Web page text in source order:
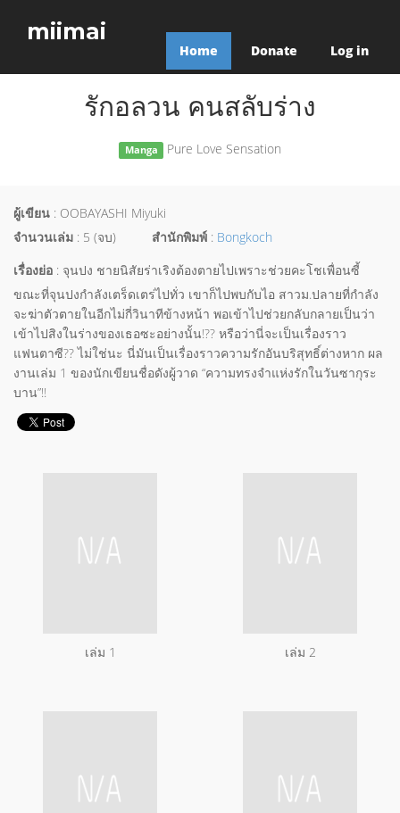
miimai
Home Donate Log in
รักอลวน คนสลับร่าง
Manga Pure Love Sensation
ผู้เขียน : OOBAYASHI Miyuki
จำนวนเล่ม : 5 (จบ) สำนักพิมพ์ : Bongkoch
เรื่องย่อ : จุนปง ชายนิสัยร่าเริงต้องตายไปเพราะช่วยคะโชเพื่อนซี้
ขณะที่จุนปงกำลังเตร็ดเตร่ไปทั่ว เขาก็ไปพบกับไอ สาวม.ปลายที่กำลัง
จะฆ่าตัวตายในอีกไม่กี่วินาทีข้างหน้า พอเข้าไปช่วยกลับกลายเป็นว่า
เข้าไปสิงในร่างของเธอซะอย่างนั้น!?? หรือว่านี่จะเป็นเรื่องราว
แฟนตาซี?? ไม่ใช่นะ นี่มันเป็นเรื่องราวความรักอันบริสุทธิ์ต่างหาก ผล
งานเล่ม 1 ของนักเขียนชื่อดังผู้วาด “ความทรงจำแห่งรักในวันซากุระ
บาน”!!
เล่ม 1 เล่ม 2